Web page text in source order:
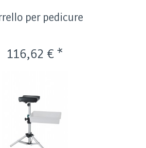
per pedicure
116,62 € *